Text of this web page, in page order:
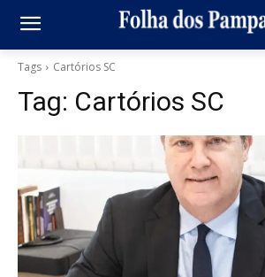
Tags Cartórios SC
Tag: Cartórios SC